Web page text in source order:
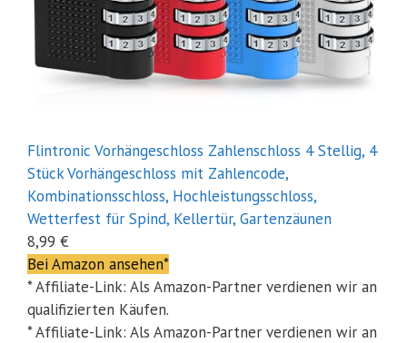
Flintronic Vorhängeschloss Zahlenschloss 4 Stellig, 4
Stück Vorhängeschloss mit Zahlencode,
Kombinationsschloss, Hochleistungsschloss,
Wetterfest für Spind, Kellertür, Gartenzäunen
8,99 €
Bei Amazon ansehen*
* Affiliate-Link: Als Amazon-Partner verdienen wir an
qualifizierten Käufen.
* Affiliate-Link: Als Amazon-Partner verdienen wir an